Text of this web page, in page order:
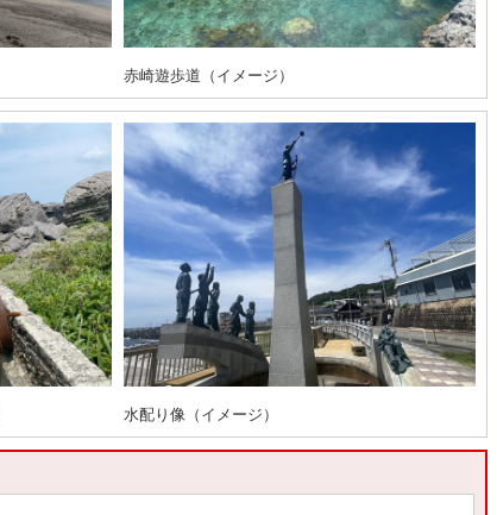
赤崎遊歩道（イメージ）
水配り像（イメージ）